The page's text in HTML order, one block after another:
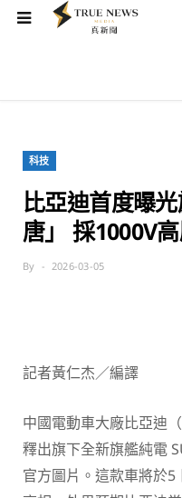
科技
比亞迪首度曝
唐」 採1000V
By 2026-03-05
記者黃仁杰／編譯
中國電動車大廠比亞迪
釋出旗下全新旗艦純電
官方圖片。這款車將於